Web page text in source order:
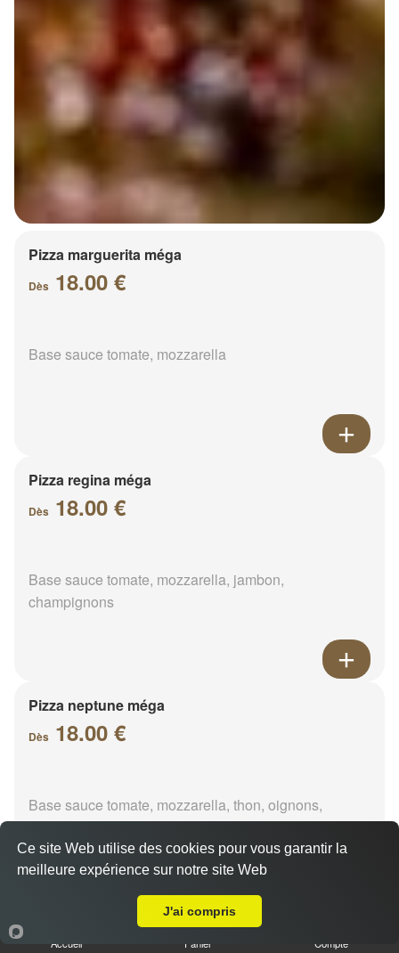
Pizza marguerita méga
Dès 18.00 €
Base sauce tomate, mozzarella
Pizza regina méga
Dès 18.00 €
Base sauce tomate, mozzarella, jambon,
champignons
Pizza neptune méga
Dès 18.00 €
Base sauce tomate, mozzarella, thon, oignons,
poivrons, olives
Pizza napolitaine méga
Accueil Panier Compte
Ce site Web utilise des cookies pour vous garantir la
meilleure expérience sur notre site Web
J'ai compris